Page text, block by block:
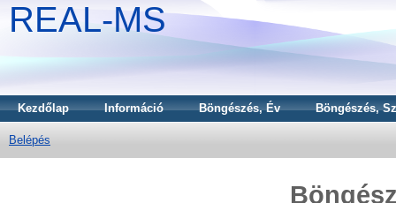
REAL-MS
Kezdőlap Információ Böngészés, Év Böngészés,
Belépés